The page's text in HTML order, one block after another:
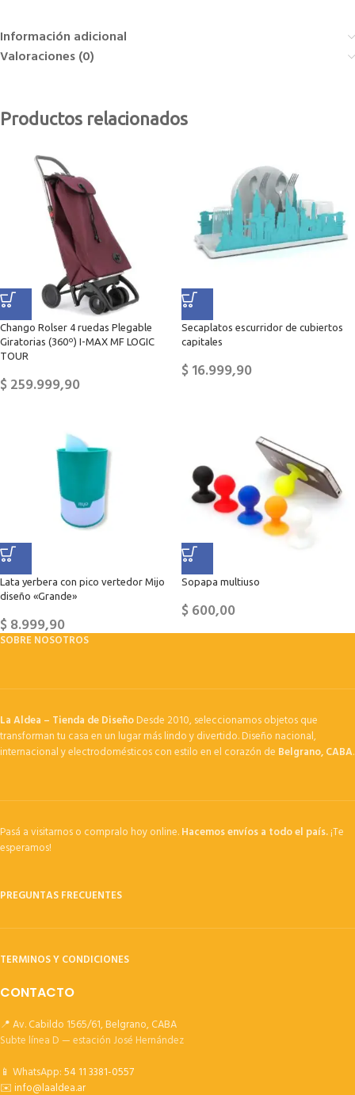
Información adicional
Valoraciones (0)
Productos relacionados
Chango Rolser 4 ruedas Plegable
Giratorias (360º) I-MAX MF LOGIC
TOUR
$259.999,90
Secaplatos escurridor de cubiertos
capitales
$16.999,90
Lata yerbera con pico vertedor Mijo
diseño «Grande»
$8.999,90
Sopapa multiuso
$600,00
SOBRE NOSOTROS
La Aldea – Tienda de DiseñoDesde 2010, seleccionamos objetos que
transforman tu casa en un lugar más lindo y divertido. Diseño nacional,
internacional y electrodomésticos con estilo en el corazón de Belgrano, CABA.
Pasá a visitarnos o compralo hoy online.Hacemos envíos a todo el país.¡Te
esperamos!
PREGUNTAS FRECUENTES
TERMINOS Y CONDICIONES
CONTACTO
📍 Av. Cabildo 1565/61, Belgrano, CABA
Subte línea D — estación José Hernández
📱 WhatsApp:54 11 3381-0557
✉️info@laaldea.ar